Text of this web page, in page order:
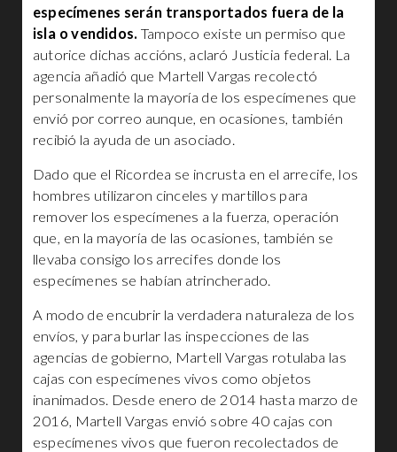
especímenes serán transportados fuera de la
isla o vendidos. Tampoco existe un permiso que
autorice dichas accións, aclaró Justicia federal. La
agencia añadió que Martell Vargas recolectó
personalmente la mayoría de los especímenes que
envió por correo aunque, en ocasiones, también
recibió la ayuda de un asociado.
Dado que el Ricordea se incrusta en el arrecife, los
hombres utilizaron cinceles y martillos para
remover los especímenes a la fuerza, operación
que, en la mayoría de las ocasiones, también se
llevaba consigo los arrecifes donde los
especímenes se habían atrincherado.
A modo de encubrir la verdadera naturaleza de los
envíos, y para burlar las inspecciones de las
agencias de gobierno, Martell Vargas rotulaba las
cajas con especímenes vivos como objetos
inanimados. Desde enero de 2014 hasta marzo de
2016, Martell Vargas envió sobre 40 cajas con
especímenes vivos que fueron recolectados de